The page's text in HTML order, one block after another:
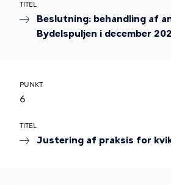
TITEL
Beslutning: behandling af
Bydelspuljen i december
PUNKT
6
TITEL
Justering af praksis for